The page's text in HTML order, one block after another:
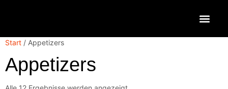
Start / Appetizers
Appetizers